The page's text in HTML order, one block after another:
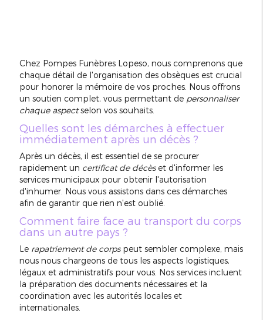
Chez Pompes Funèbres Lopeso, nous comprenons que
chaque détail de l'organisation des obsèques est crucial
pour honorer la mémoire de vos proches. Nous offrons
un soutien complet, vous permettant de personnaliser
chaque aspectselon vos souhaits.
Quelles sont les démarches à effectuer
immédiatement après un décès ?
Après un décès, il est essentiel de se procurer
rapidement un certificat de décèset d'informer les
services municipaux pour obtenir l'autorisation
d'inhumer. Nous vous assistons dans ces démarches
afin de garantir que rien n'est oublié.
Comment faire face au transport du corps
dans un autre pays ?
Le rapatriement de corpspeut sembler complexe, mais
nous nous chargeons de tous les aspects logistiques,
légaux et administratifs pour vous. Nos services incluent
la préparation des documents nécessaires et la
coordination avec les autorités locales et
internationales.